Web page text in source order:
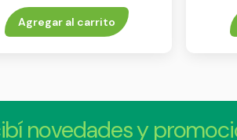
Agregar al carrito
novedades y